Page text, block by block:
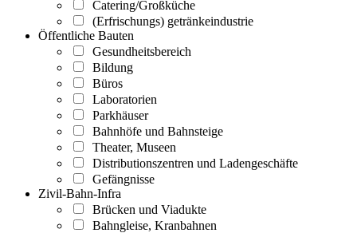
Catering/Großküche
(Erfrischungs) getränkeindustrie
Öffentliche Bauten
Gesundheitsbereich
Bildung
Büros
Laboratorien
Parkhäuser
Bahnhöfe und Bahnsteige
Theater, Museen
Distributionszentren und Ladengeschäfte
Gefängnisse
Zivil-Bahn-Infra
Brücken und Viadukte
Bahngleise, Kranbahnen